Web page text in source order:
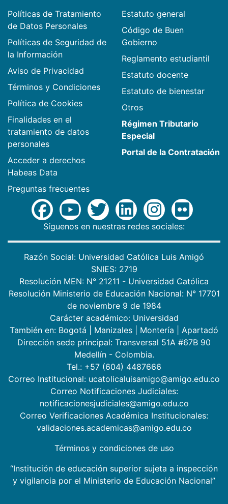
Políticas de Tratamiento
de Datos Personales
Políticas de Seguridad de
la Información
Aviso de Privacidad
Términos y Condiciones
Política de Cookies
Finalidades en el
tratamiento de datos
personales
Acceder a derechos
Habeas Data
Preguntas frecuentes
Estatuto general
Código de Buen
Gobierno
Reglamento estudiantil
Estatuto docente
Estatuto de bienestar
Otros
Régimen Tributario
Especial
Portal de la Contratación
Síguenos en nuestras redes sociales:
Razón Social: Universidad Católica Luis Amigó
SNIES: 2719
Resolución MEN: N° 21211 - Universidad Católica
Resolución Ministerio de Educación Nacional: N° 17701
de noviembre 9 de 1984
Carácter académico: Universidad
También en: Bogotá Manizales Montería
Apartadó
Dirección sede principal: Transversal 51A #67B 90
Medellín - Colombia.
Tel.: +57 (604) 4487666
Correo Institucional: ucatolicaluisamigo@amigo.edu.co
Correo Notificaciones Judiciales:
notificacionesjudiciales@amigo.edu.co
Correo Verificaciones Académica Institucionales:
validaciones.academicas@amigo.edu.co
Términos y condiciones de uso
“Institución de educación superior sujeta a inspección
y vigilancia por el Ministerio de Educación Nacional”